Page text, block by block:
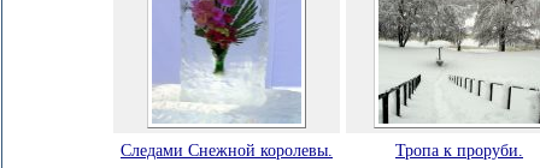
Следами Снежной королевы. Тропа к проруби.